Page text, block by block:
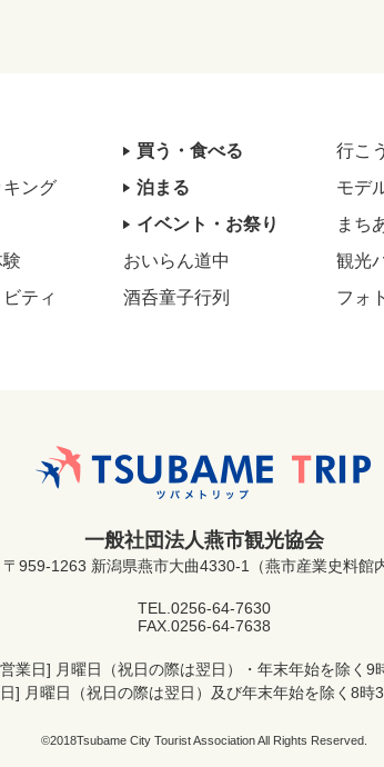
キング
ティ
買う・食べる
泊まる
イベント・お祭り
おいらん道中
酒呑童子行列
行こ
モデ
まち
観光
フォ
一般社団法人燕市観光協会
〒959-1263 新潟県燕市大曲4330-1（燕市産業史料館内
TEL. 0256-64-7630
FAX.0256-64-7638
業日] 月曜日（祝日の際は翌日）・年末年始を除く9
] 月曜日（祝日の際は翌日）及び年末年始を除く8時
©2018Tsubame City Tourist Association All Rights Reserved.